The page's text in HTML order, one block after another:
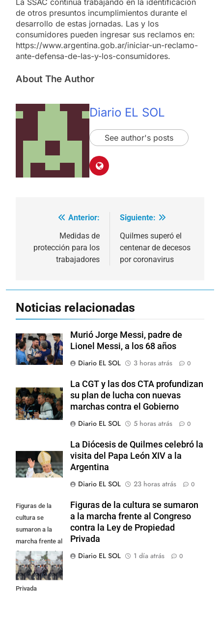
de otros presuntos incumplimientos durante el
desarrollo de estas jornadas. Las y los
consumidores pueden ingresar sus reclamos en:
https://www.argentina.gob.ar/iniciar-un-reclamo-
ante-defensa-de-las-y-los-consumidores.
About The Author
Diario EL SOL
See author's posts
Navegación
entradas
Anterior:
Medidas de
protección para los
trabajadores
Siguiente:
Quilmes superó el
centenar de decesos
por coronavirus
Noticias relacionadas
Murió Jorge Messi, padre de
Lionel Messi, a los 68 años
Diario EL SOL
3 horas atrás 0
La CGT y las dos CTA profundizan
su plan de lucha con nuevas
marchas contra el Gobierno
Diario EL SOL
5 horas atrás 0
La Diócesis de Quilmes celebró la
visita del Papa León XIV a la
Argentina
Diario EL SOL
23 horas atrás 0
Figuras de la
cultura se
sumaron a la
marcha frente al
Congreso contra
la Ley de
Propiedad
Privada
Figuras de la cultura se sumaron
a la marcha frente al Congreso
contra la Ley de Propiedad
Privada
Diario EL SOL
1 día atrás 0